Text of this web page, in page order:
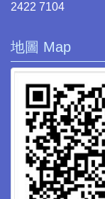
2422 7104
地圖 Map